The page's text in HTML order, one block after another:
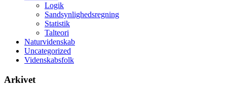
Logik
Sandsynlighedsregning
Statistik
Talteori
Naturvidenskab
Uncategorized
Videnskabsfolk
Arkivet